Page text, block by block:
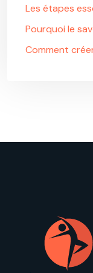
Les étapes
Pourquoi le
Comment